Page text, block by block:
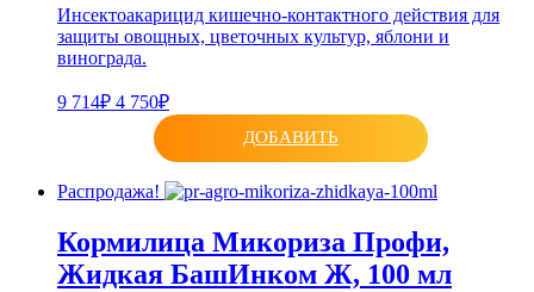
Инсектоакарицид кишечно-контактного действия для
защиты овощных, цветочных культур, яблони и
винограда.
9 714₽ 4 750₽
ДОБАВИТЬ
Распродажа!
Кормилица Микориза Профи,
Жидкая БашИнком Ж, 100 мл